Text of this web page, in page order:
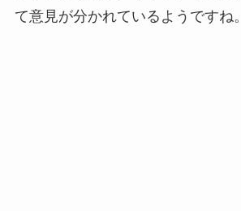
て意見が分かれているようですね。